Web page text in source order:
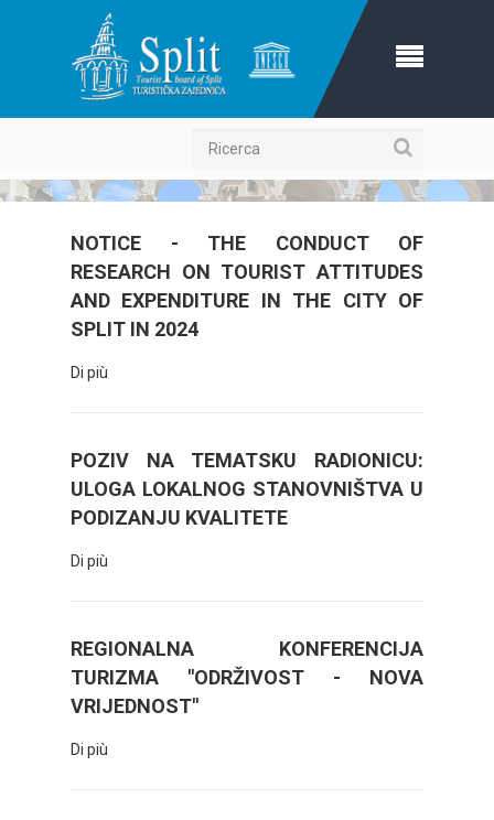
Ricerca
NOTICE - THE CONDUCT OF
RESEARCH ON TOURIST ATTITUDES
AND EXPENDITURE IN THE CITY OF
SPLIT IN 2024
Di più
POZIV NA TEMATSKU RADIONICU:
ULOGA LOKALNOG STANOVNIŠTVA U
PODIZANJU KVALITETE
Di più
REGIONALNA KONFERENCIJA
TURIZMA "ODRŽIVOST - NOVA
VRIJEDNOST"
Di più